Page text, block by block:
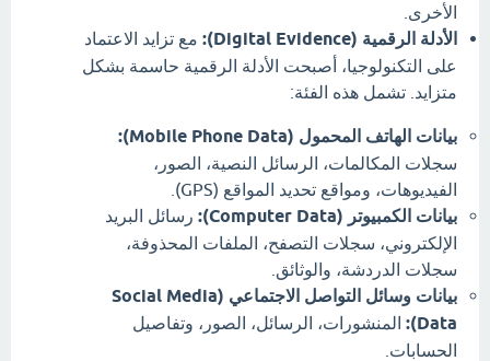
الأخرى.
الأدلة الرقمية (Digital Evidence):
مع تزايد الاعتماد
على التكنولوجيا، أصبحت الأدلة الرقمية حاسمة بشكل
متزايد. تشمل هذه الفئة:
بيانات الهاتف المحمول (Mobile Phone Data):
سجلات المكالمات، الرسائل النصية، الصور،
الفيديوهات، ومواقع تحديد المواقع (GPS).
بيانات الكمبيوتر (Computer Data):
رسائل البريد
الإلكتروني، سجلات التصفح، الملفات المحذوفة،
سجلات الدردشة، والوثائق.
بيانات وسائل التواصل الاجتماعي (Social Media
Data):
المنشورات، الرسائل، الصور، وتفاصيل
الحسابات.